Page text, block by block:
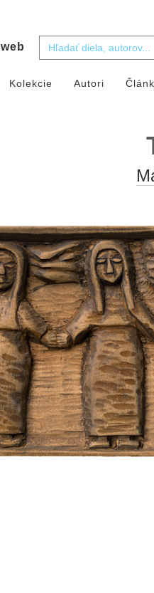
web
Kolekcie Autori